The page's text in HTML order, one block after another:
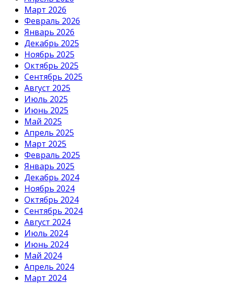
Март 2026
Февраль 2026
Январь 2026
Декабрь 2025
Ноябрь 2025
Октябрь 2025
Сентябрь 2025
Август 2025
Июль 2025
Июнь 2025
Май 2025
Апрель 2025
Март 2025
Февраль 2025
Январь 2025
Декабрь 2024
Ноябрь 2024
Октябрь 2024
Сентябрь 2024
Август 2024
Июль 2024
Июнь 2024
Май 2024
Апрель 2024
Март 2024